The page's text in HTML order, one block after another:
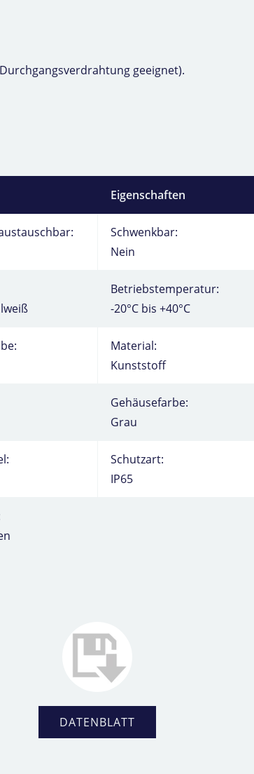
geeignet).
Eigenschaften
Schwenkbar:
Nein
Betriebstemperatur:
-20°C bis +40°C
Material:
Kunststoff
Gehäusefarbe:
Grau
Schutzart:
IP65
DATENBLATT